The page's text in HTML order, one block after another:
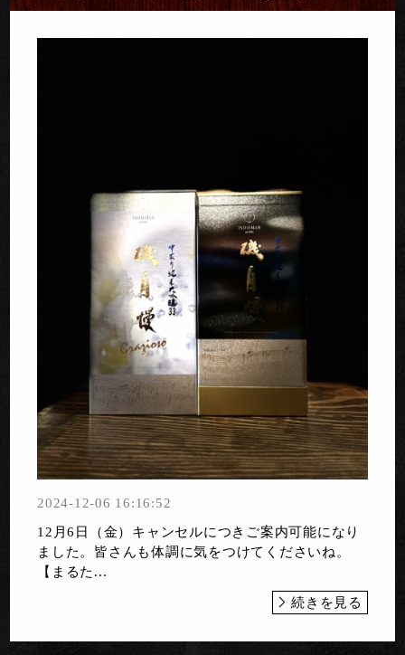
2024-12-06 16:16:52
12月6日（金）キャンセルにつきご案内可能になり
ました。皆さんも体調に気をつけてくださいね。
【まるた...
続きを見る